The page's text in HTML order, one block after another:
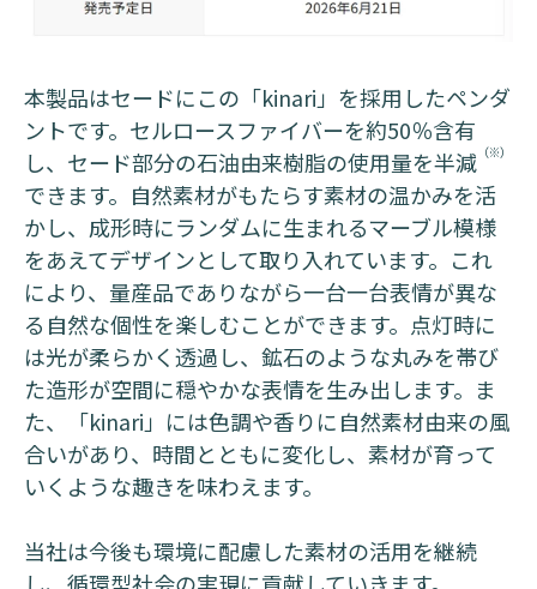
本製品はセードにこの「kinari」を採用したペンダ
ントです。セルロースファイバーを約50％含有
し、セード部分の石油由来樹脂の使用量を半減 （※）
できます。自然素材がもたらす素材の温かみを活
かし、成形時にランダムに生まれるマーブル模様
をあえてデザインとして取り入れています。これ
により、量産品でありながら一台一台表情が異な
る自然な個性を楽しむことができます。点灯時に
は光が柔らかく透過し、鉱石のような丸みを帯び
た造形が空間に穏やかな表情を生み出します。ま
た、「kinari」には色調や香りに自然素材由来の風
合いがあり、時間とともに変化し、素材が育って
いくような趣きを味わえます。
当社は今後も環境に配慮した素材の活用を継続